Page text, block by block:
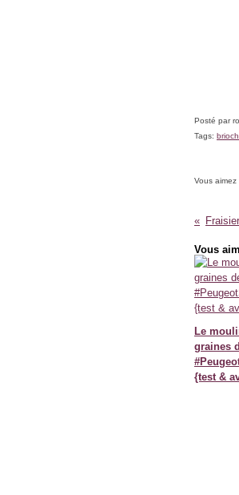
Posté par
Tags:
Vous aimez
Vous
Le
graines
{test &